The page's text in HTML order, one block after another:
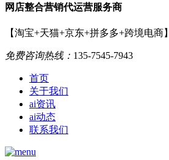
网店整合营销代运营服务商
【淘宝+天猫+京东+拼多多+跨境电商】
免费咨询热线： 135-7545-7943
首页
关于我们
ai资讯
ai动态
联系我们